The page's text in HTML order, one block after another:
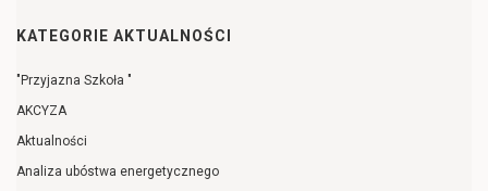
KATEGORIE AKTUALNOŚCI
"Przyjazna Szkoła "
AKCYZA
Aktualności
Analiza ubóstwa energetycznego